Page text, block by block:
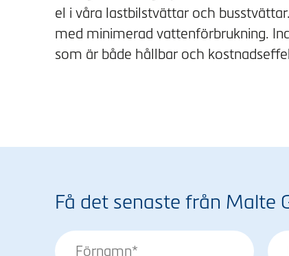
el i våra lastbilstvättar och
med minimerad vattenförbrukning.
som är både hållbar och
Få det senaste från Malte